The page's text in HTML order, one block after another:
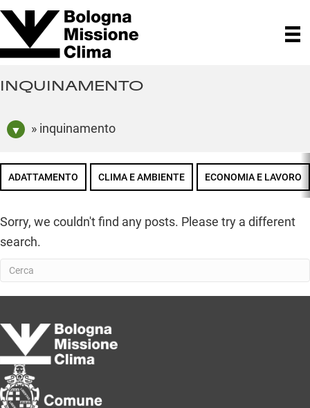
INQUINAMENTO
» inquinamento
ADATTAMENTO CLIMA E AMBIENTE ECONOMIA E LAVORO
Sorry, we couldn't find any posts. Please try a different
search.